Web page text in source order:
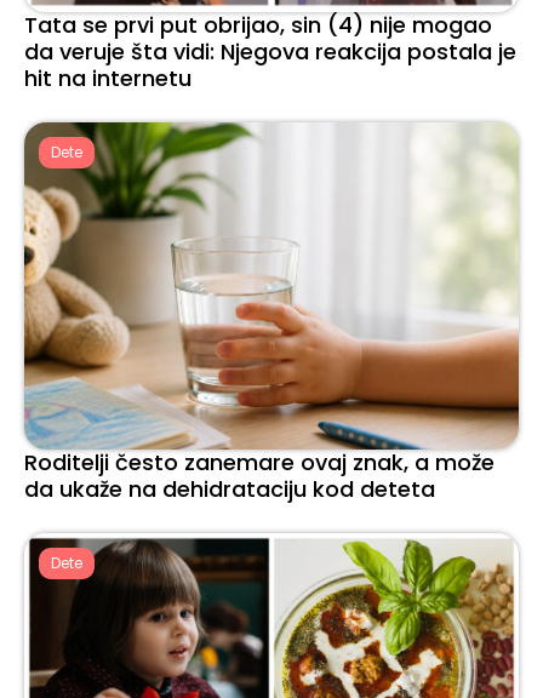
Tata se prvi put obrijao, sin (4) nije mogao
da veruje šta vidi: Njegova reakcija postala je
hit na internetu
Dete
Roditelji često zanemare ovaj znak, a može
da ukaže na dehidrataciju kod deteta
Dete